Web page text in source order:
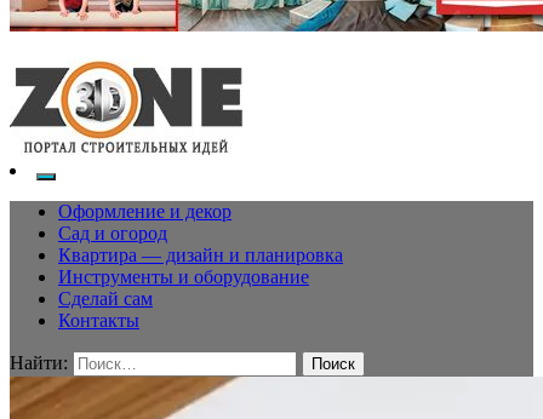
Оформление и декор
Сад и огород
Квартира — дизайн и планировка
Инструменты и оборудование
Сделай сам
Контакты
Найти: